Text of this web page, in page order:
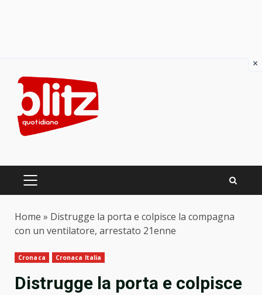
content
PRIMARY
Home » Distrugge la porta e colpisce la compagna
con un ventilatore, arrestato 21enne
Cronaca Cronaca Italia
Distrugge la porta e colpisce
×